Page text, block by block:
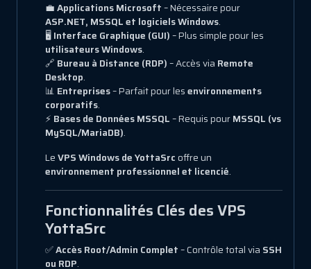
💼Applications Microsoft– Nécessaire pour
ASP.NET, MSSQL et logiciels Windows.
🖥 Interface Graphique (GUI)– Plus simple pour les
utilisateurs Windows.
🔗 Bureau à Distance (RDP)– Accès via Remote
Desktop.
📊 Entreprises– Parfait pour lesenvironnements
corporatifs.
⚡ Bases de Données MSSQL– Requis pourMSSQL (vs
MySQL/MariaDB).
LeVPS Windows de YottaSrcoffre un
environnement professionnel et licencié.
Fonctionnalités Clés des VPS
YottaSrc
✅Accès Root/Admin Complet– Contrôle total via SSH
ou RDP.